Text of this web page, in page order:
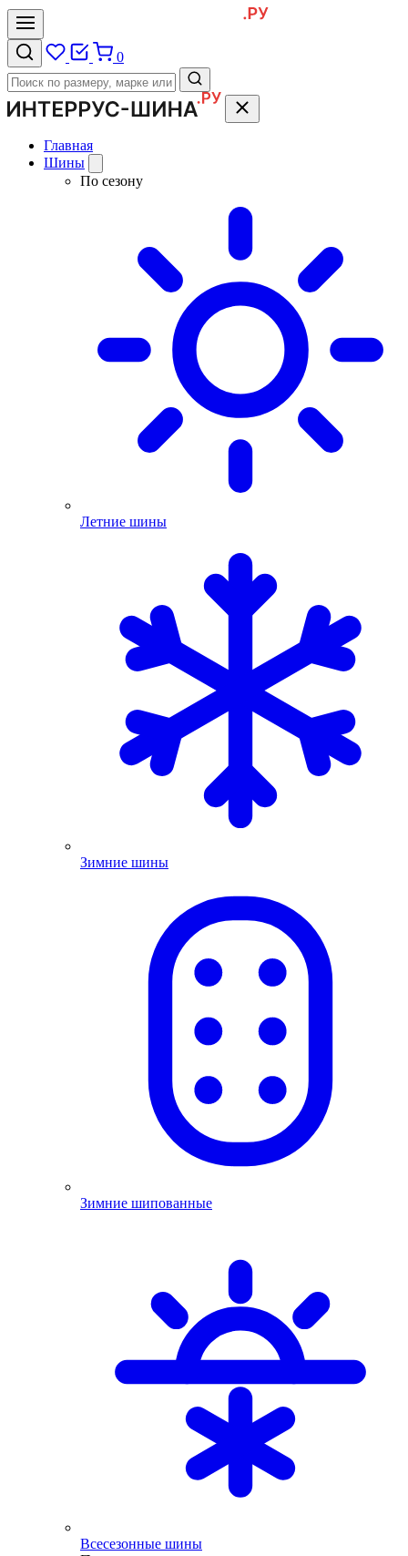
0
Главная
Шины
По сезону
Летние шины
Зимние шины
Зимние шипованные
Всесезонные шины